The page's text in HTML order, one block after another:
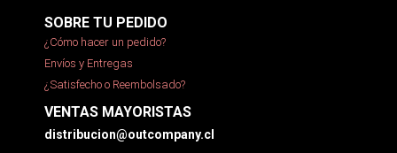
SOBRE TU PEDIDO
¿Cómo hacer un pedido?
Envíos y Entregas
¿Satisfecho o Reembolsado?
VENTAS MAYORISTAS
distribucion@outcompany.cl